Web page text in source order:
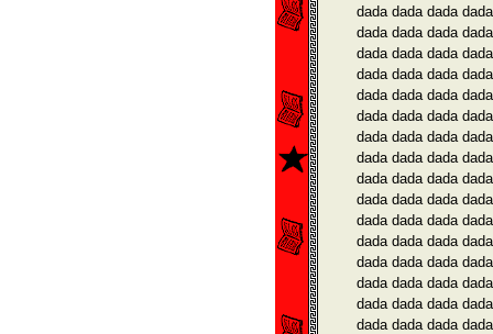
dada dada dada
dada dada dada
dada dada dada
dada dada dada
dada dada dada
dada dada dada
dada dada dada
dada dada dada
dada dada dada
dada dada dada
dada dada dada
dada dada dada
dada dada dada
dada dada dada
dada dada dada
dada dada dada